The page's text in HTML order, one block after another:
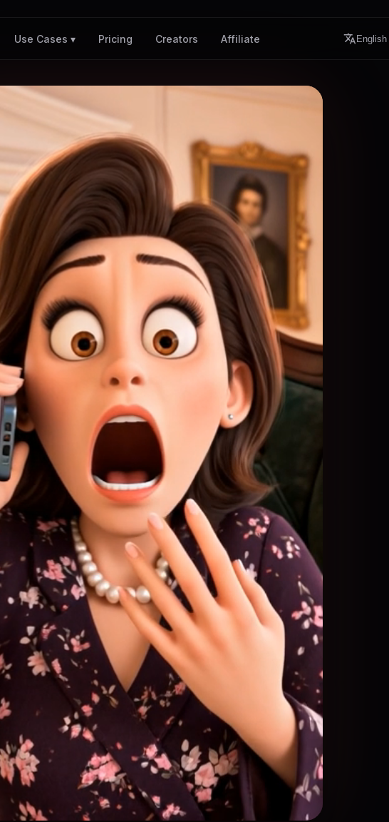
Use Cases ▾ Pricing Creators Affiliate English